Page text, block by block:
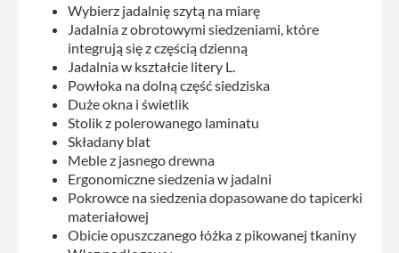
Wybierz jadalnię szytą na miarę
Jadalnia z obrotowymi siedzeniami, które
integrują się z częścią dzienną
Jadalnia w kształcie litery L.
Powłoka na dolną część siedziska
Duże okna i świetlik
Stolik z polerowanego laminatu
Składany blat
Meble z jasnego drewna
Ergonomiczne siedzenia w jadalni
Pokrowce na siedzenia dopasowane do tapicerki
materiałowej
Obicie opuszczanego łóżka z pikowanej tkaniny